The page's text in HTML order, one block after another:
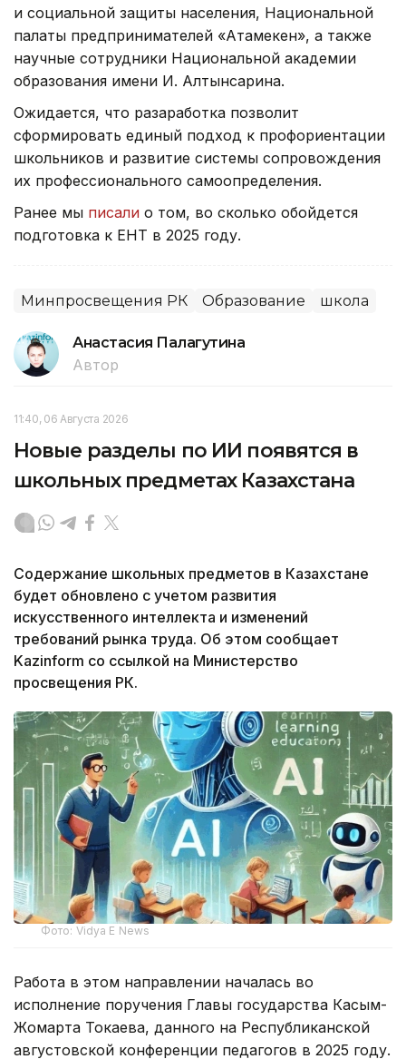
и социальной защиты населения, Национальной
палаты предпринимателей «Атамекен», а также
научные сотрудники Национальной академии
образования имени И. Алтынсарина.
Ожидается, что разаработка позволит
сформировать единый подход к профориентации
школьников и развитие системы сопровождения
их профессионального самоопределения.
Ранее мы писали о том, во сколько обойдется
подготовка к ЕНТ в 2025 году.
Минпросвещения РК Образование школа
Анастасия Палагутина
Автор
11:40, 06 Августа 2026
Новые разделы по ИИ появятся в
школьных предметах Казахстана
Содержание школьных предметов в Казахстане
будет обновлено с учетом развития
искусственного интеллекта и изменений
требований рынка труда. Об этом сообщает
Kazinform со ссылкой на Министерство
просвещения РК.
Фото: Vidya E News
Работа в этом направлении началась во
исполнение поручения Главы государства Касым-
Жомарта Токаева, данного на Республиканской
августовской конференции педагогов в 2025 году.